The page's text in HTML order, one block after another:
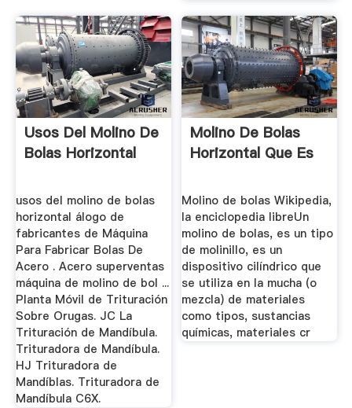
Usos Del Molino De
Bolas Horizontal
usos del molino de bolas
horizontal álogo de
fabricantes de Máquina
Para Fabricar Bolas De
Acero . Acero superventas
máquina de molino de bol ...
Planta Móvil de Trituración
Sobre Orugas. JC La
Trituración de Mandíbula.
Trituradora de Mandíbula.
HJ Trituradora de
Mandíblas. Trituradora de
Mandíbula C6X.
Molino De Bolas
Horizontal Que Es
Molino de bolas Wikipedia,
la enciclopedia libreUn
molino de bolas, es un tipo
de molinillo, es un
dispositivo cilíndrico que
se utiliza en la mucha (o
mezcla) de materiales
como tipos, sustancias
químicas, materiales cr